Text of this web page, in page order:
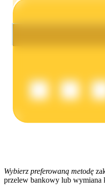
Mocna Świnka
Codziennie zdobywaj
Wybierz preferowaną metodę
przelew bankowy lub wymiana